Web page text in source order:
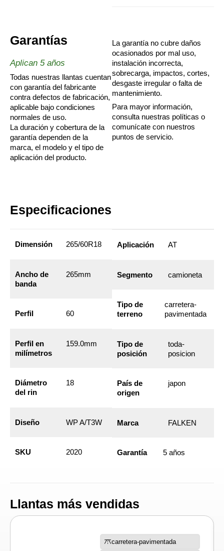
Garantías
Aplican 5 años
Todas nuestras llantas cuentan
con garantía del fabricante
contra defectos de fabricación,
aplicable bajo condiciones
normales de uso.
La duración y cobertura de la
garantía dependen de la
marca, el modelo y el tipo de
aplicación del producto.
La garantía no cubre daños
ocasionados por mal uso,
instalación incorrecta,
sobrecarga, impactos, cortes,
desgaste irregular o falta de
mantenimiento.
Para mayor información,
consulta nuestras políticas o
comunícate con nuestros
puntos de servicio.
Especificaciones
Dimensión 265/60R18
Ancho de
banda
265mm
Perfil 60
Perfil en
milímetros
159.0mm
Diámetro
del rin
18
Diseño WP A/T3W
SKU 2020
Aplicación AT
Segmento camioneta
Tipo de
terreno
carretera-
pavimentada
Tipo de
posición
toda-
posicion
País de
origen
japon
Marca FALKEN
Garantía 5 años
Llantas más vendidas
carretera-pavimentada